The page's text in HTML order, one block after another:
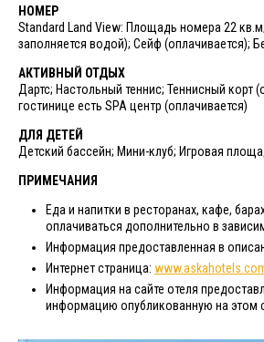
НОМЕР
Standard Land View: Площадь номера 22
заполняется водой); Сейф (оплачивается);
АКТИВНЫЙ ОТДЫХ
Дартс; Настольный теннис; Теннисный корт
гостинице есть SPA центр (оплачивается)
ДЛЯ ДЕТЕЙ
Детский бассейн; Мини-клуб; Игровая
ПРИМЕЧАНИЯ
Еда и напитки в ресторанах, кафе,
оплачиваться дополнительно в
Информация предоставленная в
Интернет страница:
Информация на сайте отеля
информацию опубликованную на этом